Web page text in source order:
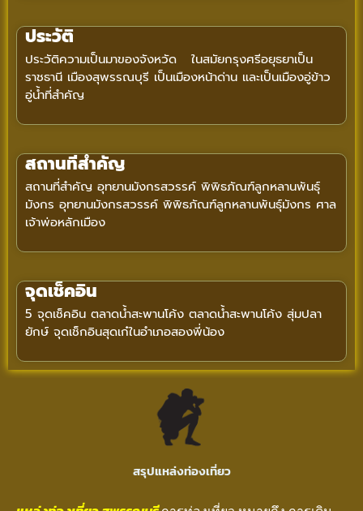
ประวัติ
ประวัติความเป็นมาของจังหวัด ในสมัยกรุงศรีอยุธยาเป็น
ราชธานี เมืองสุพรรณบุรี เป็นเมืองหน้าด่าน และเป็นเมืองอู่ข้าว
อู่น้ำที่สำคัญ
สถานที่สำคัญ
สถานที่สำคัญ อุทยานมังกรสวรรค์ พิพิธภัณฑ์ลูกหลานพันธุ์
มังกร อุทยานมังกรสวรรค์ พิพิธภัณฑ์ลูกหลานพันธุ์มังกร ศาล
เจ้าพ่อหลักเมือง
จุดเช็คอิน
5 จุดเช็คอิน ตลาดน้ำสะพานโค้ง ตลาดน้ำสะพานโค้ง สุ่มปลา
ยักษ์ จุดเช็กอินสุดเก๋ในอำเภอสองพี่น้อง
สรุปแหล่งท่องเที่ยว